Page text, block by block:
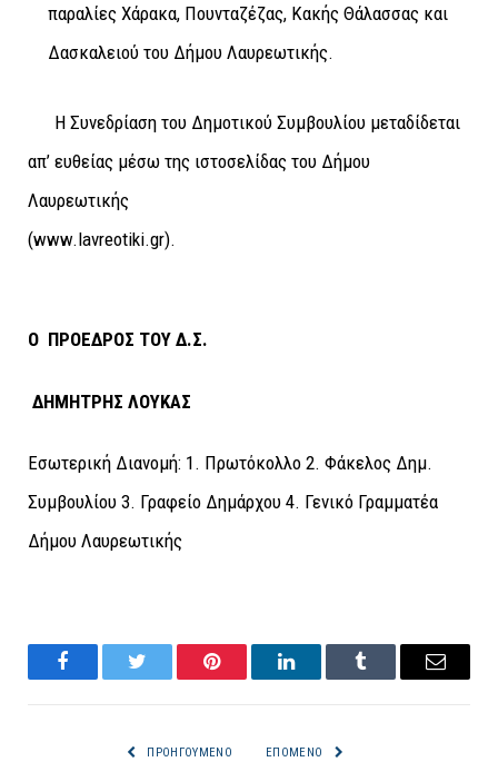
παραλίες Χάρακα, Πουνταζέζας, Κακής Θάλασσας και
Δασκαλειού του Δήμου Λαυρεωτικής.
Η Συνεδρίαση του Δημοτικού Συμβουλίου μεταδίδεται
απ’ ευθείας μέσω της ιστοσελίδας του Δήμου
Λαυρεωτικής
(www.lavreotiki.gr).
Ο ΠΡΟΕΔΡΟΣ ΤΟΥ Δ.Σ.
ΔΗΜΗΤΡΗΣ ΛΟΥΚΑΣ
Εσωτερική Διανομή: 1. Πρωτόκολλο 2. Φάκελος Δημ.
Συμβουλίου 3. Γραφείο Δημάρχου 4. Γενικό Γραμματέα
Δήμου Λαυρεωτικής
FacebookTwitter Pinterest LinkedInTumblr Email
ΠΡΟΗΓΟΎΜΕΝΟ ΕΠΌΜΕΝΟ